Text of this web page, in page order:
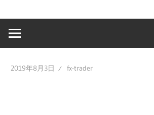
2019年8月3日 fx-trader